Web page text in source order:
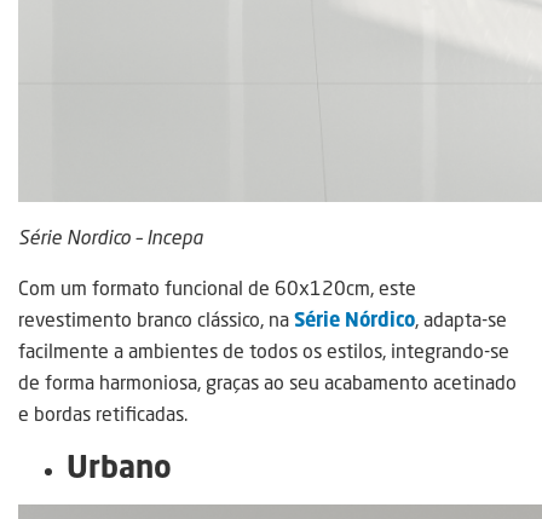
Série Nordico – Incepa
Com um formato funcional de 60x120cm, este
revestimento branco clássico, naSérie Nórdico, adapta-se
facilmente a ambientes de todos os estilos, integrando-se
de forma harmoniosa, graças ao seu acabamento acetinado
e bordas retificadas.
Urbano